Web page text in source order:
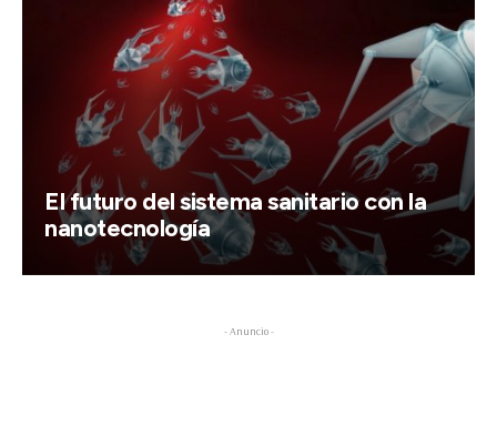
El futuro del sistema sanitario con la
nanotecnología
- Anuncio -